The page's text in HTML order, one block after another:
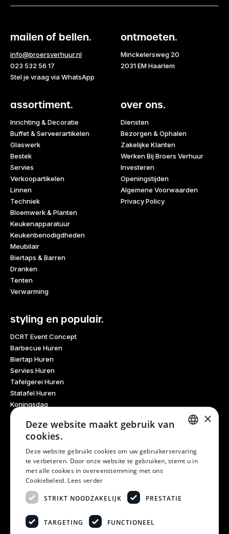
mailen of bellen.
info@broersverhuur.nl
023 532 56 17
Stel je vraag via WhatsApp
ontmoeten.
Minckelersweg 20
2031 EM Haarlem
assortiment.
Inrichting & Decoratie
Buffet & Serveerartikelen
Glaswerk
Bestek
Servies
Verkoopartikelen
Linnen
Techniek
Bloemwerk & Planten
Keukenapparatuur
Keukenbenodigdheden
Meubilair
Biertaps & Barren
Dranken
Tenten
Verwarming
over ons.
Diensten
Bezorgen & Ophalen
Zakelijke Klanten
Werken Bij Broers Verhuur
Investeren
Openingstijden
Algemene Voorwaarden
Privacy Policy
styling en populair.
DCRT Event Concept
Barbecue Huren
Biertap Huren
Servies Huren
Tafelgerei Huren
Statafel Huren
Koningsdag
Glaswerk Huren
Feestdagen
Haarlem Culinair
Evenementen Verhuur
Burendag
Oktoberfest
Bruiloft
Kerstfeest
Winterfestival
21 Diner
Examen Meubels
DUTCH
×
Deze website maakt gebruik van
cookies.
Deze website gebruikt cookies om uw gebruikerservaring
te verbeteren. Door onze website te gebruiken, stemt u in
met alle cookies in overeenstemming met ons
Cookiebeleid. Lees verder
STRIKT NOODZAKELIJK PRESTATIE
TARGETING FUNCTIONEEL